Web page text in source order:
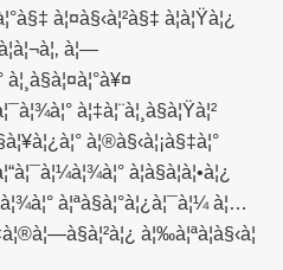
à¦¤à§‹à¦²à§‡ à¦à¦Ÿà¦¿
à¦—
à¦‡à¦¨à¦¸à§à¦Ÿà¦²
à¦®à§‹à¦¡à§‡à¦°
à¦à§à¦à¦•à¦¿
à¦ªà§à¦°à¦¿à¦¯à¦¼ à¦…
à¦‰à¦ªà¦­à§‹à¦